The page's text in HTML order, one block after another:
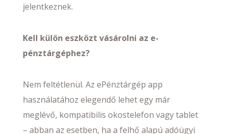
jelentkeznek.
Kell külön eszközt vásárolni az e-
pénztárgéphez?
Nem feltétlenül. Az ePénztárgép app
használatához elegendő lehet egy már
meglévő, kompatibilis okostelefon vagy tablet
– abban az esetben, ha a felhő alapú adóügyi